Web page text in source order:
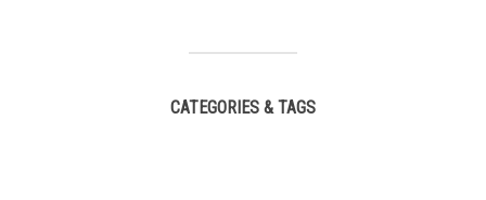
CATEGORIES & TAGS